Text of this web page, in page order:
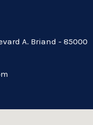
A. Briand - 85000